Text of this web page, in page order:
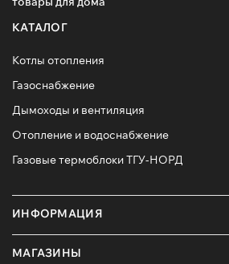
КАТАЛОГ
Котлы отопления
Газоснабжение
Дымоходы и вентиляция
Отопление и водоснабжение
Газовые термоблоки ТГУ-НОРД
ИНФОРМАЦИЯ
МАГАЗИНЫ